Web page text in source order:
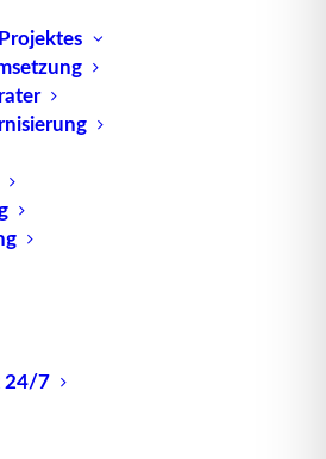
24/7
ist dasAbbild
im virtuellen/digitalen
der Modellierung werden die
Daten und Algorithmen
mittels
Daten versorgt werden
Verbindung zur realen
wird auch als
existieren kann, aber nicht
kann somit auch ein
abbilden.